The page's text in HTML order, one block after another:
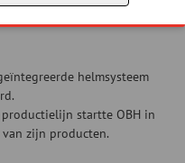
helmsysteem
productielijn startte OBH in
zijn producten.